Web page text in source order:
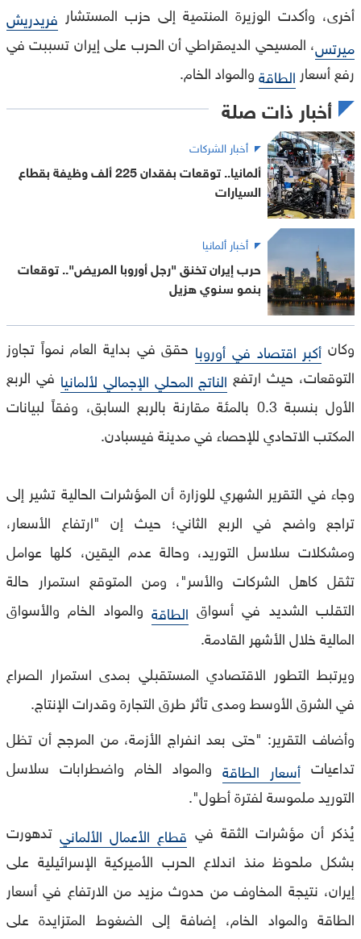
أخرى، وأكدت الوزيرة المنتمية إلى حزب المستشار فريدريش
ميرتس، المسيحي الديمقراطي أن الحرب على إيران تسببت في
رفع أسعار الطاقةوالمواد الخام.
أخبار ذات صلة
أخبار الشركات
ألمانيا.. توقعات بفقدان 225 ألف وظيفة بقطاع
السيارات
أخبار ألمانيا
حرب إيران تخنق "رجل أوروبا المريض".. توقعات
بنمو سنوي هزيل
وكان أكبر اقتصاد في أوروبا حقق في بداية العام نمواً تجاوز
التوقعات، حيث ارتفع الناتج المحلي الإجمالي لألمانيا في الربع
الأول بنسبة 0.3 بالمئة مقارنة بالربع السابق، وفقاً لبيانات
المكتب الاتحادي للإحصاء في مدينة فيسبادن.
وجاء في التقرير الشهري للوزارة أن المؤشرات الحالية تشير إلى
تراجع واضح في الربع الثاني؛ حيث إن "ارتفاع الأسعار،
ومشكلات سلاسل التوريد، وحالة عدم اليقين، كلها عوامل
تثقل كاهل الشركات والأسر"، ومن المتوقع استمرار حالة
التقلب الشديد في أسواق الطاقة والمواد الخام والأسواق
المالية خلال الأشهر القادمة.
ويرتبط التطور الاقتصادي المستقبلي بمدى استمرار الصراع
في الشرق الأوسط ومدى تأثر طرق التجارة وقدرات الإنتاج.
وأضاف التقرير: "حتى بعد انفراج الأزمة، من المرجح أن تظل
تداعيات أسعار الطاقة والمواد الخام واضطرابات سلاسل
التوريد ملموسة لفترة أطول".
يُذكر أن مؤشرات الثقة في قطاع الأعمال الألماني تدهورت
بشكل ملحوظ منذ اندلاع الحرب الأميركية الإسرائيلية على
إيران، نتيجة المخاوف من حدوث مزيد من الارتفاع في أسعار
الطاقة والمواد الخام، إضافة إلى الضغوط المتزايدة على